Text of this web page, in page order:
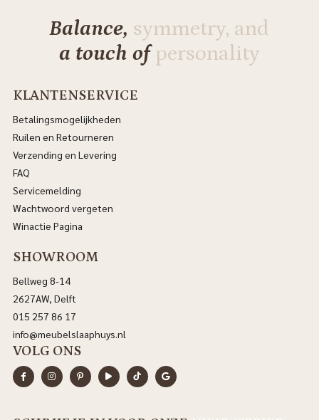
Balance, symmetry, and
a touch ofpersonality
KLANTENSERVICE
Betalingsmogelijkheden
Ruilen en Retourneren
Verzending en Levering
FAQ
Servicemelding
Wachtwoord vergeten
Winactie Pagina
SHOWROOM
Bellweg 8-14
2627AW, Delft
015 257 86 17
info@meubelslaaphuys.nl
VOLG ONS